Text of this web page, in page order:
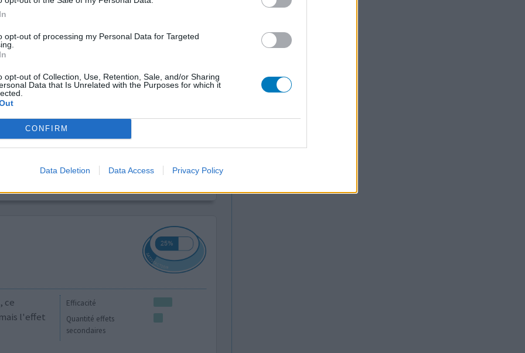
opt-out of processing my Personal Data for Targeted
opt-out of Collection, Use, Retention, Sale, and/or Sharing
Data that Is Unrelated with the Purposes for which it
CONFIRM
Data Deletion Data Access Privacy Policy
secondaires
m'a
et
je ne
du résultat
Efficacité
Quantité effets
secondaires
ce
l'effet